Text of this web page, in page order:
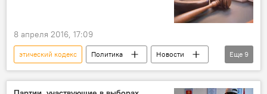
8 апреля 2016, 17:09
этический кодекс Политика
Новости
Кыргызстан
Улан Уезбаев
Еще 9